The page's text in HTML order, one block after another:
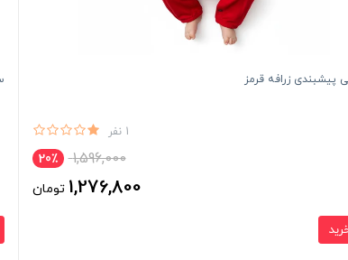
پیشبندی زرافه قرمز
1 نفر
1,596,000 20٪
1,276,800 تومان